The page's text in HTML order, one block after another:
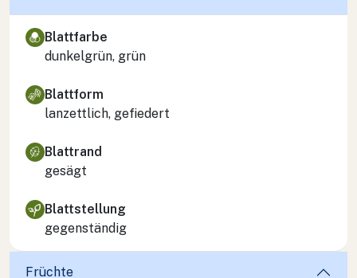
Blattfarbe
dunkelgrün, grün
Blattform
lanzettlich, gefiedert
Blattrand
gesägt
Blattstellung
gegenständig
Früchte